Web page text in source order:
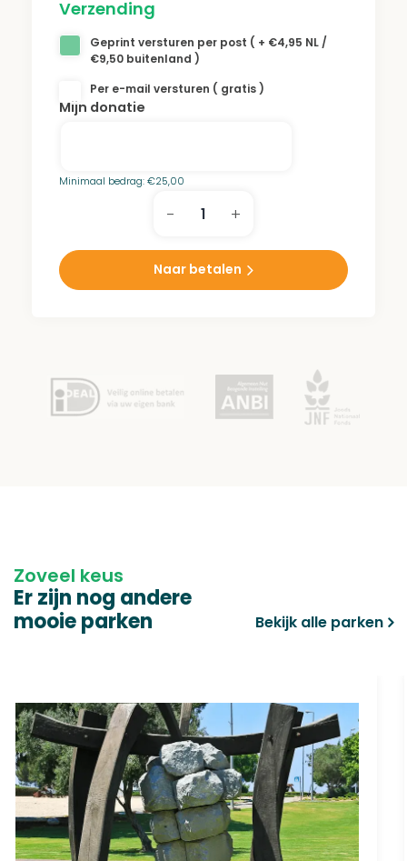
Het continue onderhoud van onze bossen
en parken zorgt ervoor dat de bomen de
hitte en droogte overleven. Een donatie aan
het Bijlmerwoud draagt bij aan dit
Verzending
Geprint versturen per post ( + €4,95 NL /
€9,50 buitenland )
Per e-mail versturen ( gratis )
Mijn donatie
Minimaal bedrag:€25,00
-
Bijlmerwoud+
Naar betalen
Zoveel keus
Er zijn nog andere
mooie parken
Bekijk alle parken